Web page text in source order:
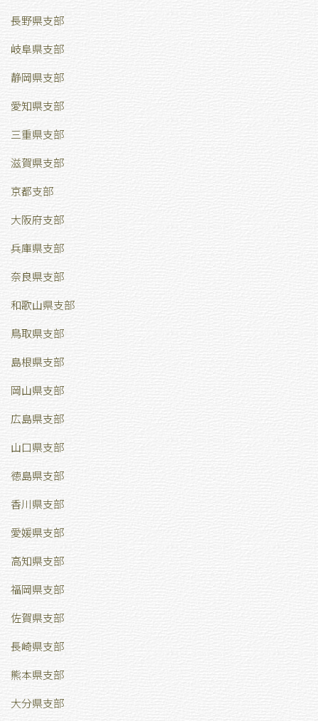
長野県支部
岐阜県支部
静岡県支部
愛知県支部
三重県支部
滋賀県支部
京都支部
大阪府支部
兵庫県支部
奈良県支部
和歌山県支部
鳥取県支部
島根県支部
岡山県支部
広島県支部
山口県支部
徳島県支部
香川県支部
愛媛県支部
高知県支部
福岡県支部
佐賀県支部
長崎県支部
熊本県支部
大分県支部